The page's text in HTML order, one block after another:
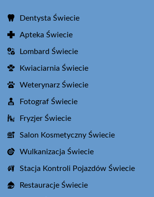
Dentysta Świecie
Apteka Świecie
Lombard Świecie
Kwiaciarnia Świecie
Weterynarz Świecie
Fotograf Świecie
Fryzjer Świecie
Salon Kosmetyczny Świecie
Wulkanizacja Świecie
Stacja Kontroli Pojazdów Świecie
Restauracje Świecie